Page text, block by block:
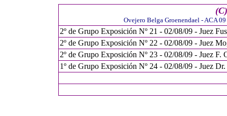
Ovejero Belga Groenendael - ACA
2º de Grupo Exposición Nº 21 - 02/08/09 - Juez
2º de Grupo Exposición Nº 22 - 02/08/09 - Juez
2º de Grupo Exposición Nº 23 - 02/08/09 - Juez F.
1º de Grupo Exposición Nº 24 - 02/08/09 - Juez